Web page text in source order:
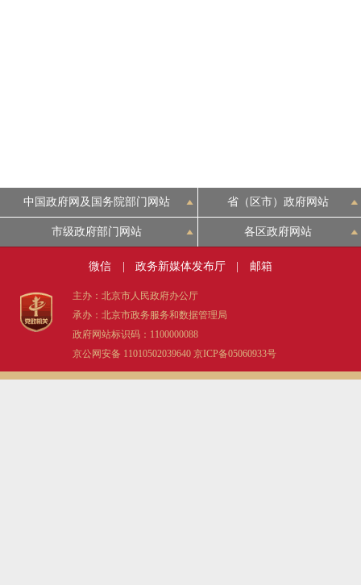
多语种
DEUTSCH
ESPAÑOL
中国政府网及国务院部门网站 省（区市）政府网站
市级政府部门网站 各区政府网站
微信 政务新媒体发布厅 邮箱
主办：北京市人民政府办公厅
承办：北京市政务服务和数据管理局
政府网站标识码：1100000088
京公网安备 11010502039640 京ICP备05060933号